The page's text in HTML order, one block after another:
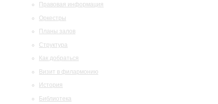
Правовая информация
Оркестры
Планы залов
Структура
Как добраться
Визит в филармонию
История
Библиотека